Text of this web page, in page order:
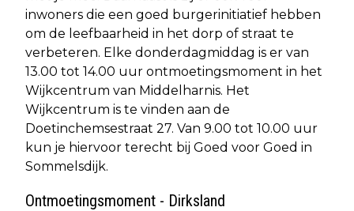
inwoners die een goed burgerinitiatief hebben
om de leefbaarheid in het dorp of straat te
verbeteren. Elke donderdagmiddag is er van
13.00 tot 14.00 uur ontmoetingsmoment in het
Wijkcentrum van Middelharnis. Het
Wijkcentrum is te vinden aan de
Doetinchemsestraat 27. Van 9.00 tot 10.00 uur
kun je hiervoor terecht bij Goed voor Goed in
Sommelsdijk.
Ontmoetingsmoment - Dirksland